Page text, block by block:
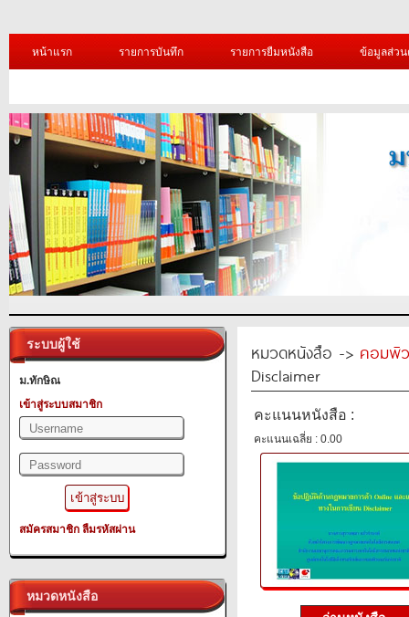
หน้าแรก รายการบันทึก รายการยืมหนังสือ ข้อมูลส่ว
ระบบผู้ใช้
ม.ทักษิณ
เข้าสู่ระบบสมาชิก
สมัครสมาชิก ลืมรหัสผ่าน
หมวดหนังสือ
หมวดหนังสือ -> คอมพิ
Disclaimer
คะแนนหนังสือ :
คะแนนเฉลี่ย : 0.00